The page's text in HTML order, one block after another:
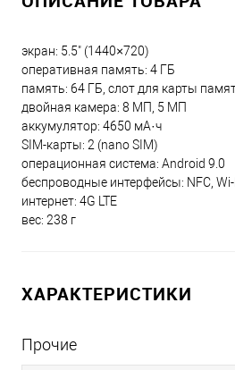
экран: 5.5" (1440×720)
оперативная память: 4 ГБ
память: 64 ГБ, слот для карты
двойная камера: 8 МП, 5 МП
аккумулятор: 4650 мА·ч
SIM-карты: 2 (nano SIM)
операционная система: Android 9.0
беспроводные интерфейсы: NFC,
интернет: 4G LTE
вес: 238 г
ХАРАКТЕРИСТИКИ
Прочие